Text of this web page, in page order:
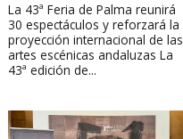
La 43ª Feria de Palma reunirá
30 espectáculos y reforzará la
proyección internacional de las
artes escénicas andaluzas La
43ª edición de...